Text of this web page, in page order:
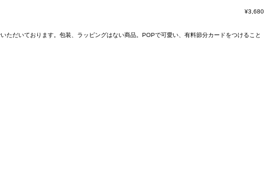
¥3,680
だいております。包装、ラッピングはない商品。POPで可愛い、有料節分カードをつけること